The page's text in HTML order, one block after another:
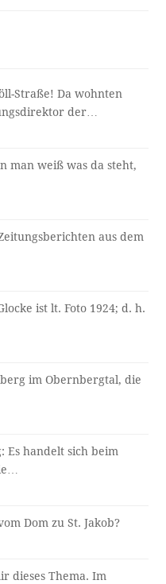
Straße! Da wohnten
der…
man weiß was da steht,
aus dem
ist lt. Foto 1924; d. h.
im Obernbergtal, die
Es handelt sich beim
Dom zu St. Jakob?
dieses Thema. Im